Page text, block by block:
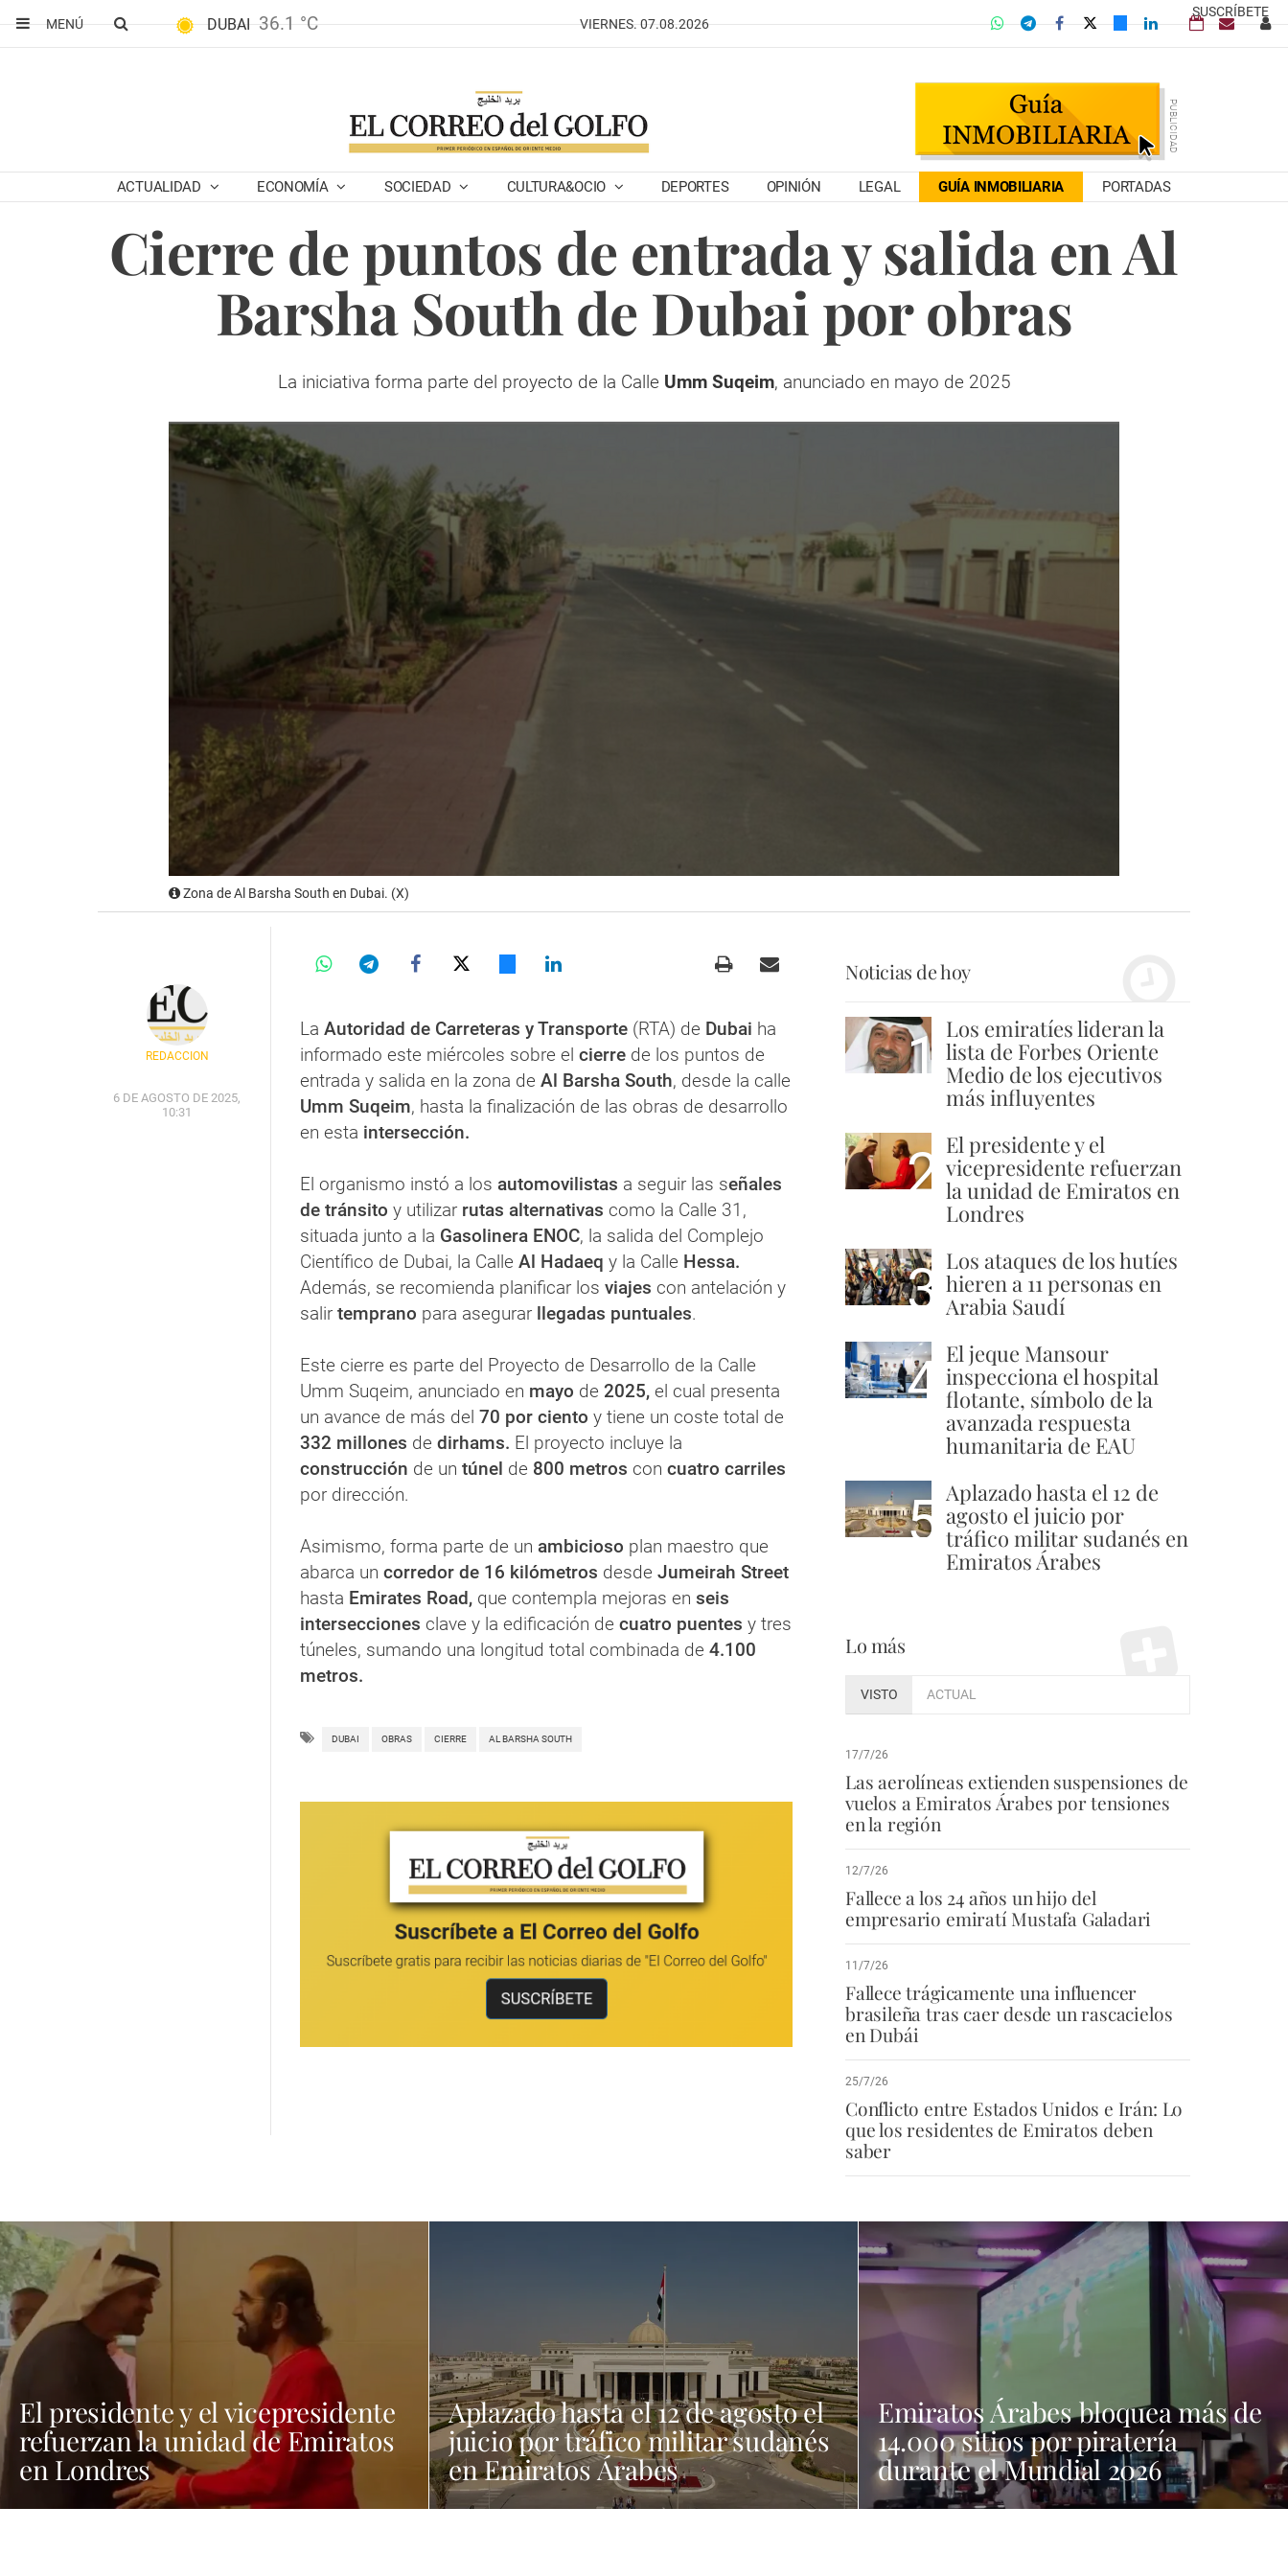
SUSCRÍBETE
MENÚ
DUBAI 36.1 °C VIERNES. 07.08.2026
ACTUALIDAD ECONOMÍA SOCIEDAD CULTURA&OCIO DEPORTES OPINIÓN LEGAL GUÍA INMOBILIARIA PORTADAS
Cierre de puntos de entrada y salida en Al
Barsha South de Dubai por obras
La iniciativa forma parte del proyecto de la Calle Umm Suqeim, anunciado en mayo de 2025
Zona de Al Barsha South en Dubai. (X)
REDACCIÓN
6 DE AGOSTO DE 2025,
10:31
La Autoridad de Carreteras y Transporte (RTA) de Dubai ha
informado este miércoles sobre el cierre de los puntos de
entrada y salida en la zona de Al Barsha South, desde la calle
Umm Suqeim, hasta la finalización de las obras de desarrollo
en esta intersección.
El organismo instó a los automovilistas a seguir las señales
de tránsito y utilizar rutas alternativas como la Calle 31,
situada junto a la Gasolinera ENOC, la salida del Complejo
Científico de Dubai, la Calle Al Hadaeq y la Calle Hessa.
Además, se recomienda planificar los viajes con antelación y
salir temprano para asegurar llegadas puntuales.
Este cierre es parte del Proyecto de Desarrollo de la Calle
Umm Suqeim, anunciado en mayo de 2025, el cual presenta
un avance de más del 70 por ciento y tiene un coste total de
332 millones de dirhams. El proyecto incluye la
construcción de un túnel de 800 metros con cuatro carriles
por dirección.
Asimismo, forma parte de un ambicioso plan maestro que
abarca un corredor de 16 kilómetros desde Jumeirah Street
hasta Emirates Road, que contempla mejoras en seis
intersecciones clave y la edificación de cuatro puentes y tres
túneles, sumando una longitud total combinada de 4.100
metros.
DUBAI OBRAS CIERRE AL BARSHA SOUTH
Noticias de hoy
1 Los emiratíes lideran la
lista de Forbes Oriente
Medio de los ejecutivos
más influyentes
2 El presidente y el
vicepresidente refuerzan
la unidad de Emiratos en
Londres
3 Los ataques de los hutíes
hieren a 11 personas en
Arabia Saudí
4 El jeque Mansour
inspecciona el hospital
flotante, símbolo de la
avanzada respuesta
humanitaria de EAU
5 Aplazado hasta el 12 de
agosto el juicio por
tráfico militar sudanés en
Emiratos Árabes
Lo más
VISTO ACTUAL
17/7/26
Las aerolíneas extienden suspensiones de
vuelos a Emiratos Árabes por tensiones
en la región
12/7/26
Fallece a los 24 años un hijo del
empresario emiratí Mustafa Galadari
11/7/26
Fallece trágicamente una influencer
brasileña tras caer desde un rascacielos
en Dubái
25/7/26
Conflicto entre Estados Unidos e Irán: Lo
que los residentes de Emiratos deben
saber
El presidente y el vicepresidente
refuerzan la unidad de Emiratos
en Londres
Aplazado hasta el 12 de agosto el
juicio por tráfico militar sudanés
en Emiratos Árabes
Emiratos Árabes bloquea más de
14.000 sitios por piratería
durante el Mundial 2026